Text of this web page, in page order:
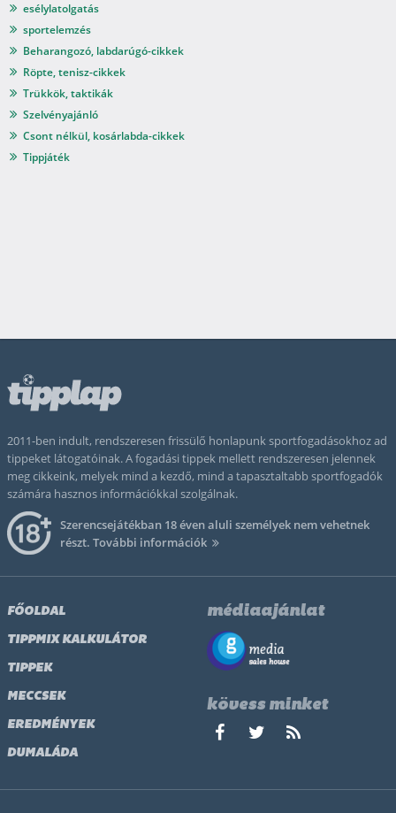
esélylatolgatás
sportelemzés
Beharangozó, labdarúgó-cikkek
Röpte, tenisz-cikkek
Trükkök, taktikák
Szelvényajánló
Csont nélkül, kosárlabda-cikkek
Tippjáték
2011-ben indult, rendszeresen frissülő honlapunk sportfogadásokhoz ad
tippeket látogatóinak. A fogadási tippek mellett rendszeresen jelennek
meg cikkeink, melyek mind a kezdő, mind a tapasztaltabb sportfogadók
számára hasznos információkkal szolgálnak.
Szerencsejátékban 18 éven aluli személyek nem vehetnek
részt. További információk
FŐOLDAL
TIPPMIX KALKULÁTOR
TIPPEK
MECCSEK
EREDMÉNYEK
DUMALÁDA
médiaajánlat
kövess minket